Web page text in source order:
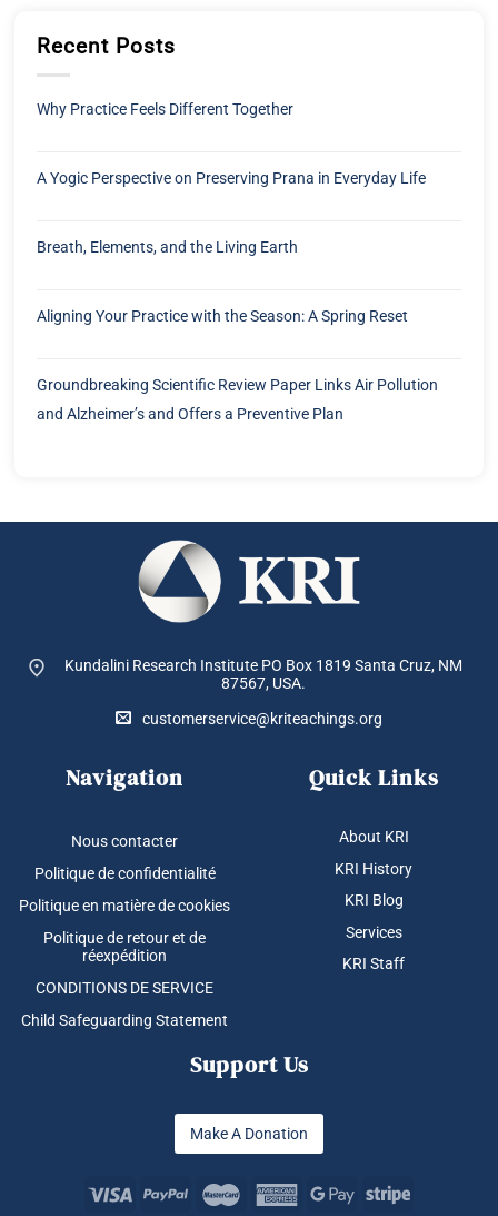
Recent Posts
Why Practice Feels Different Together
A Yogic Perspective on Preserving Prana in Everyday Life
Breath, Elements, and the Living Earth
Aligning Your Practice with the Season: A Spring Reset
Groundbreaking Scientific Review Paper Links Air Pollution
and Alzheimer’s and Offers a Preventive Plan
Kundalini Research Institute PO Box 1819 Santa Cruz, NM
87567, USA.
customerservice@kriteachings.org
Navigation
Nous contacter
Politique de confidentialité
Politique en matière de cookies
Politique de retour et de
réexpédition
CONDITIONS DE SERVICE
Child Safeguarding Statement
Quick Links
About KRI
KRI History
KRI Blog
Services
KRI Staff
Support Us
Make A Donation